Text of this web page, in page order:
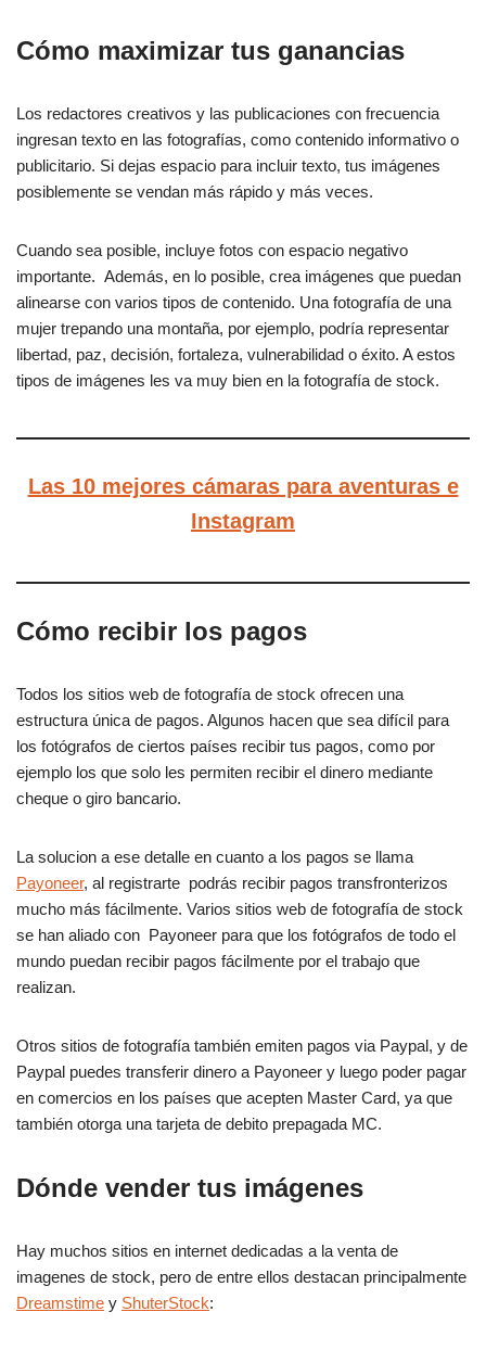
Cómo maximizar tus ganancias
Los redactores creativos y las publicaciones con frecuencia
ingresan texto en las fotografías, como contenido informativo o
publicitario. Si dejas espacio para incluir texto, tus imágenes
posiblemente se vendan más rápido y más veces.
Cuando sea posible, incluye fotos con espacio negativo
importante. Además, en lo posible, crea imágenes que puedan
alinearse con varios tipos de contenido. Una fotografía de una
mujer trepando una montaña, por ejemplo, podría representar
libertad, paz, decisión, fortaleza, vulnerabilidad o éxito. A estos
tipos de imágenes les va muy bien en la fotografía de stock.
Las 10 mejores cámaras para aventuras e
Instagram
Cómo recibir los pagos
Todos los sitios web de fotografía de stock ofrecen una
estructura única de pagos. Algunos hacen que sea difícil para
los fotógrafos de ciertos países recibir tus pagos, como por
ejemplo los que solo les permiten recibir el dinero mediante
cheque o giro bancario.
La solucion a ese detalle en cuanto a los pagos se llama
Payoneer, al registrarte podrás recibir pagos transfronterizos
mucho más fácilmente. Varios sitios web de fotografía de stock
se han aliado con Payoneer para que los fotógrafos de todo el
mundo puedan recibir pagos fácilmente por el trabajo que
realizan.
Otros sitios de fotografía también emiten pagos via Paypal, y de
Paypal puedes transferir dinero a Payoneer y luego poder pagar
en comercios en los países que acepten Master Card, ya que
también otorga una tarjeta de debito prepagada MC.
Dónde vender tus imágenes
Hay muchos sitios en internet dedicadas a la venta de
imagenes de stock, pero de entre ellos destacan principalmente
Dreamstime y ShuterStock: